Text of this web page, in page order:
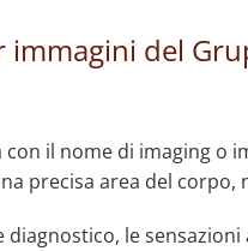
del
il nome di imaging o
precisa area del
le